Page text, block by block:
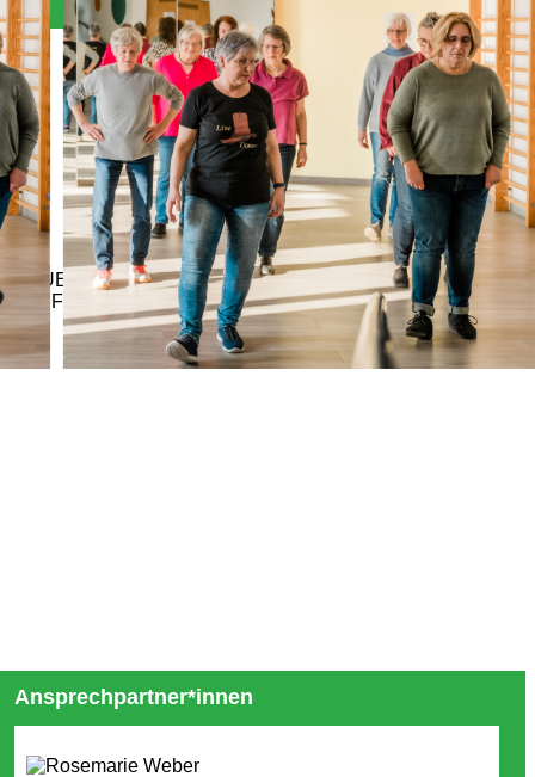
Angebote, Kosten & Anmeldung
NEUER SPORTKURS (10 Termine)
LAUFENDER SPORTKURS (< 10 Termine)
Ansprechpartner*innen